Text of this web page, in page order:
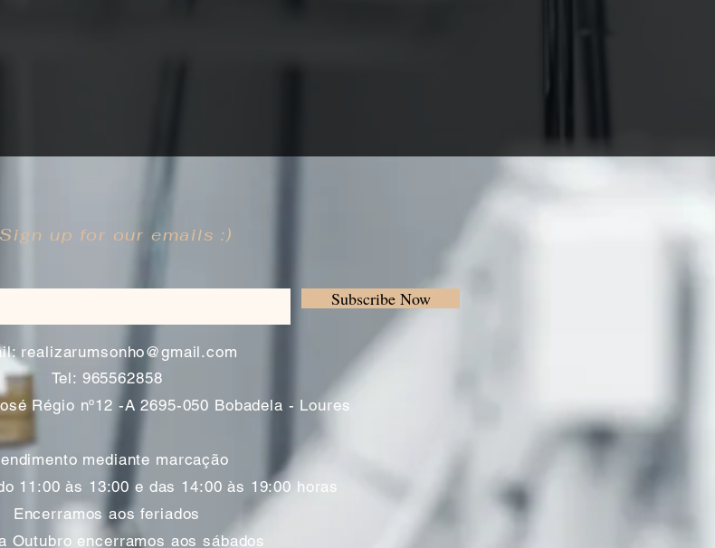
Sign up for our emails :)
Subscribe Now
realizarumsonho@gmail.com
Tel: 965562858
Régio nº12 -A 2695-050 Bobadela - Loures
mediante marcação
11:00 às 13:00 e das 14:00 às 19:00 horas
Encerramos aos feriados
Outubro encerramos aos sábados